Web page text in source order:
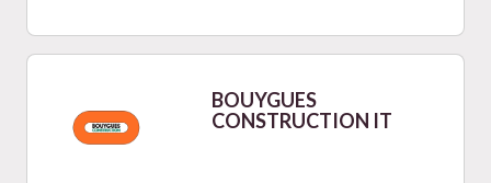
BOUYGUES
CONSTRUCTION IT